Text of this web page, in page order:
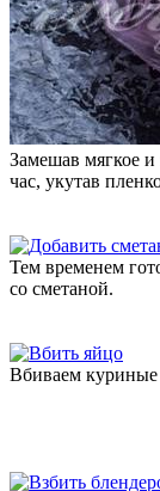
Замешав мягкое и
час, укутав
Тем временем
со сметаной.
Вбиваем куриные